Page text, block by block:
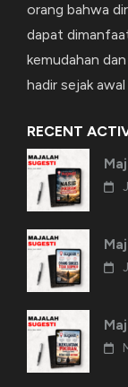
orang bahwa
dapat
kemudahan
hadir sejak
RECENT